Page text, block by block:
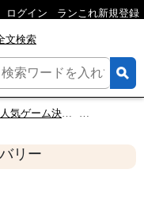
ログイン ランこれ新規登録
文検索
あなたの推しを投票しよう！人気作品ランキング
リー